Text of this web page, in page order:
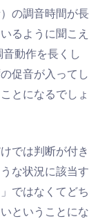
の調音時間が長
るように聞こえ
動作を長くし
促音が入ってし
とになるでしょ
では判断が付き
な状況に該当す
ではなくてどち
ということにな